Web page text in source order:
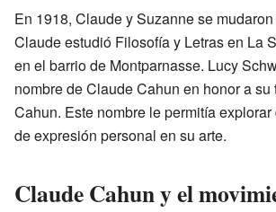
En 1918, Claude y Suzanne se
Claude estudió Filosofía y Letras en La
en el barrio de Montparnasse. Lucy
nombre de Claude Cahun en honor a
Cahun. Este nombre le permitía
de expresión personal en su arte.
Claude Cahun y el